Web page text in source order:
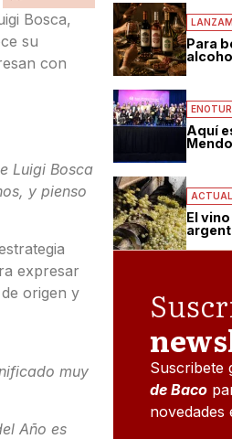
Bosca,
su
con
Luigi Bosca
y pienso
expresar
origen y
muy
Año es
Para
Aquí
El
Suscribete
de Baco
novedades